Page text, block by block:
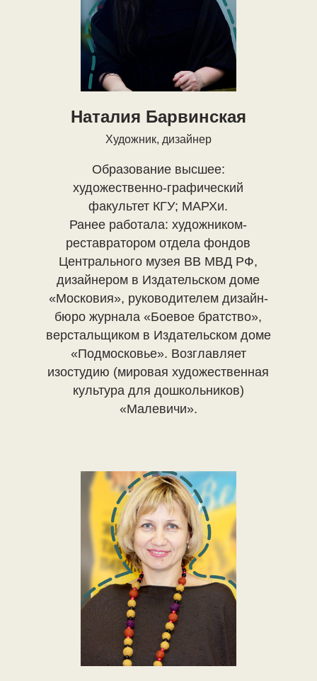
Наталия Барвинская
Художник, дизайнер
Образование высшее:
художественно-графический
факультет КГУ; МАРХи.
Ранее работала: художником-
реставратором отдела фондов
Центрального музея ВВ МВД РФ,
дизайнером в Издательском доме
«Московия», руководителем дизайн-
бюро журнала «Боевое братство»,
верстальщиком в Издательском доме
«Подмосковье». Возглавляет
изостудию (мировая художественная
культура для дошкольников)
«Малевичи».